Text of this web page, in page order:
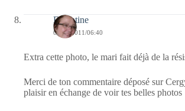
Eglantine
02/11/2011/06:40
Extra cette photo, le mari fait déjà de la
Merci de ton commentaire déposé sur
plaisir en échange de voir tes belles photos